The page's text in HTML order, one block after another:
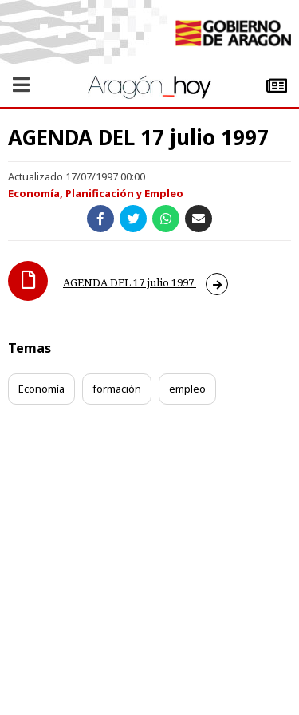
AGENDA DEL 17 julio 1997
Actualizado 17/07/1997 00:00
Economía, Planificación y Empleo
AGENDA DEL 17 julio 1997
Temas
Economía formación empleo